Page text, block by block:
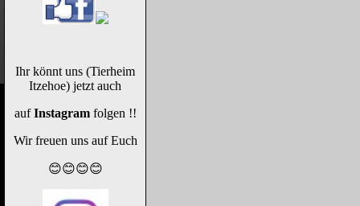
Ihr könnt uns (Tierheim
Itzehoe) jetzt auch
aufInstagramfolgen !!
Wir freuen uns auf Euch
😊😊😊😊